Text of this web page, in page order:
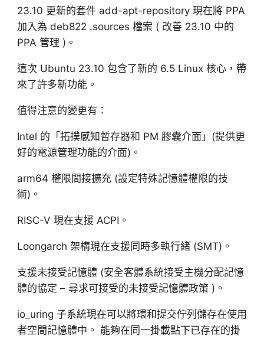
23.10 更新的套件 add-apt-repository 現在將 PPA
加入為 deb822 .sources 檔案 ( 改善 23.10 中的
PPA 管理 )。
這次 Ubuntu 23.10 包含了新的 6.5 Linux 核心，帶
來了許多新功能。
值得注意的變更有：
Intel 的「拓撲感知暫存器和 PM 膠囊介面」(提供更
好的電源管理功能的介面)。
arm64 權限間接擴充 (設定特殊記憶體權限的技
術)。
RISC-V 現在支援 ACPI。
Loongarch 架構現在支援同時多執行緒 (SMT)。
支援未接受記憶體 (安全客體系統接受主機分配記憶
體的協定 – 尋求可接受的未接受記憶體政策 )。
io_uring 子系統現在可以將環和提交佇列儲存在使用
者空間記憶體中。 能夠在同一掛載點下已存在的掛